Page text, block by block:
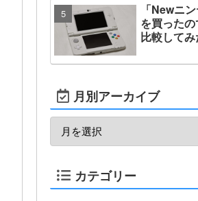
「Newニ
を買った
比較してみ
月別アーカイブ
カテゴリー